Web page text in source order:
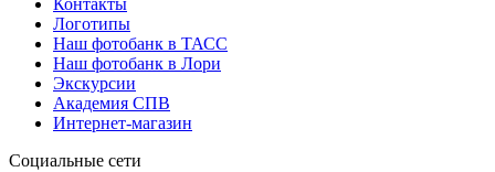
Контакты
Логотипы
Наш фотобанк в ТАСС
Наш фотобанк в Лори
Экскурсии
Академия СПВ
Интернет-магазин
Социальные сети